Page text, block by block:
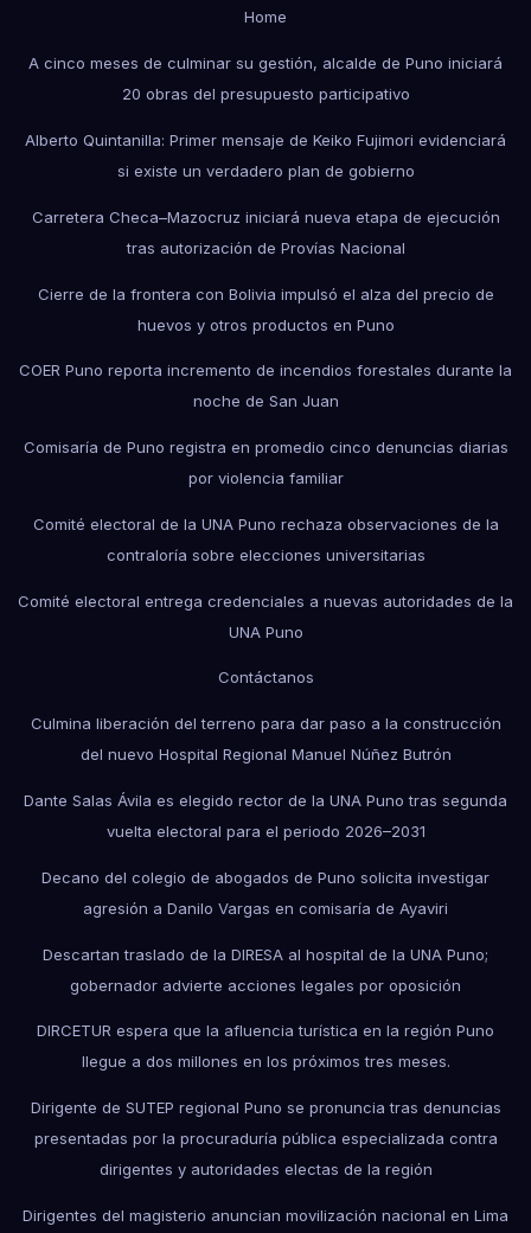
Home
A cinco meses de culminar su gestión, alcalde de Puno iniciará
20 obras del presupuesto participativo
Alberto Quintanilla: Primer mensaje de Keiko Fujimori evidenciará
si existe un verdadero plan de gobierno
Carretera Checa–Mazocruz iniciará nueva etapa de ejecución
tras autorización de Provías Nacional
Cierre de la frontera con Bolivia impulsó el alza del precio de
huevos y otros productos en Puno
COER Puno reporta incremento de incendios forestales durante la
noche de San Juan
Comisaría de Puno registra en promedio cinco denuncias diarias
por violencia familiar
Comité electoral de la UNA Puno rechaza observaciones de la
contraloría sobre elecciones universitarias
Comité electoral entrega credenciales a nuevas autoridades de la
UNA Puno
Contáctanos
Culmina liberación del terreno para dar paso a la construcción
del nuevo Hospital Regional Manuel Núñez Butrón
Dante Salas Ávila es elegido rector de la UNA Puno tras segunda
vuelta electoral para el periodo 2026–2031
Decano del colegio de abogados de Puno solicita investigar
agresión a Danilo Vargas en comisaría de Ayaviri
Descartan traslado de la DIRESA al hospital de la UNA Puno;
gobernador advierte acciones legales por oposición
DIRCETUR espera que la afluencia turística en la región Puno
llegue a dos millones en los próximos tres meses.
Dirigente de SUTEP regional Puno se pronuncia tras denuncias
presentadas por la procuraduría pública especializada contra
dirigentes y autoridades electas de la región
Dirigentes del magisterio anuncian movilización nacional en Lima